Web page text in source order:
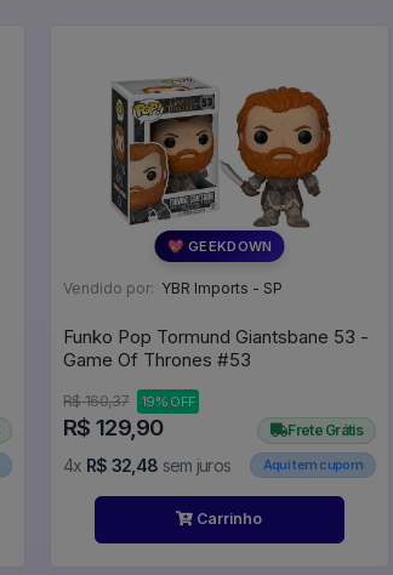
💖 GEEKDOWN
Vendido por: YBR Imports - SP
Funko Pop Tormund Giantsbane 53 -
Game Of Thrones #53
R$ 160,37 19% OFF
R$ 129,90
4x R$ 32,48 sem juros
Frete Grátis
Aqui tem cupom
Carrinho